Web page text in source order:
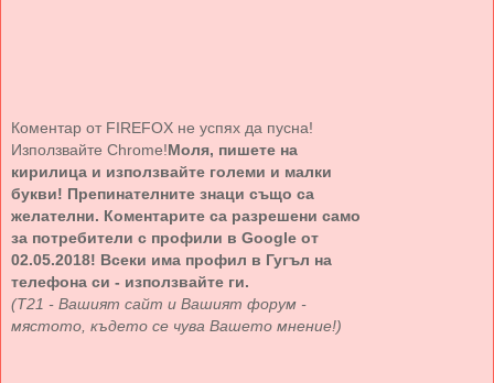
Коментар от FIREFOX не успях да пусна!
Използвайте Chrome!Моля, пишете на
кирилица и използвайте големи и малки
букви! Препинателните знаци също са
желателни. Коментарите са разрешени само
за потребители с профили в Google от
02.05.2018! Всеки има профил в Гугъл на
телефона си - използвайте ги.
(Т21 - Вашият сайт и Вашият форум -
мястото, където се чува Вашето мнение!)